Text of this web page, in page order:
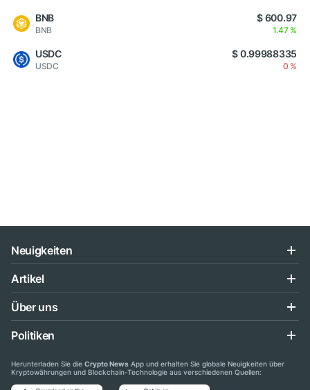
BNB
BNB
$ 600.97
1.47 %
USDC
USDC
$ 0.99988335
0 %
Neuigkeiten
Artikel
Über uns
Politiken
Herunterladen Sie die Crypto News App und erhalten Sie globale Neuigkeiten über
Kryptowährungen und Blockchain-Technologie aus verschiedenen Quellen: